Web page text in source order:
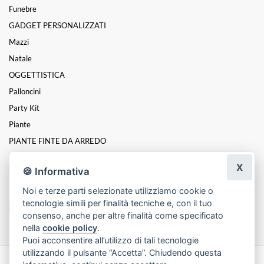
Funebre
GADGET PERSONALIZZATI
Mazzi
Natale
OGGETTISTICA
Palloncini
Party Kit
Piante
PIANTE FINTE DA ARREDO
PROFUMATORI
Rose
Rose Stabilizzate
San Valentino
🍪 Informativa
Noi e terze parti selezionate utilizziamo cookie o
tecnologie simili per finalità tecniche e, con il tuo
consenso, anche per altre finalità come specificato
nellacookie policy.
Puoi acconsentire all’utilizzo di tali tecnologie
utilizzando il pulsante “Accetta”. Chiudendo questa
X